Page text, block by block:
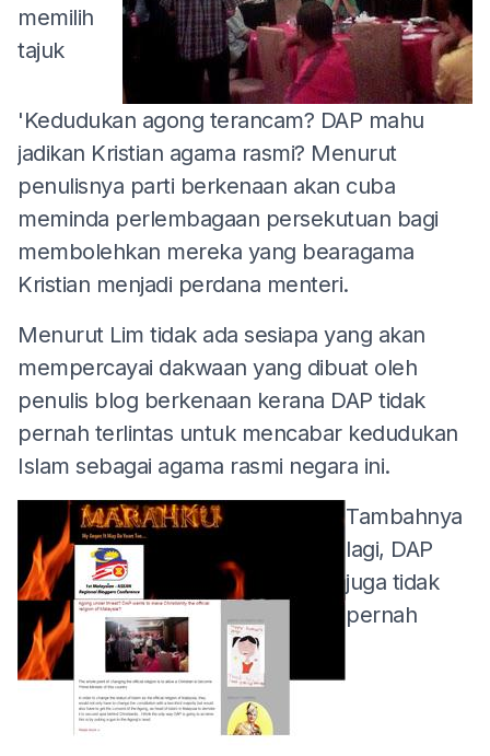
memilih
tajuk
'Kedudukan agong terancam? DAP mahu
jadikan Kristian agama rasmi? Menurut
penulisnya parti berkenaan akan cuba
meminda perlembagaan persekutuan bagi
membolehkan mereka yang bearagama
Kristian menjadi perdana menteri.
Menurut Lim tidak ada sesiapa yang akan
mempercayai dakwaan yang dibuat oleh
penulis blog berkenaan kerana DAP tidak
pernah terlintas untuk mencabar kedudukan
Islam sebagai agama rasmi negara ini.
Tambahnya
lagi, DAP
juga tidak
pernah